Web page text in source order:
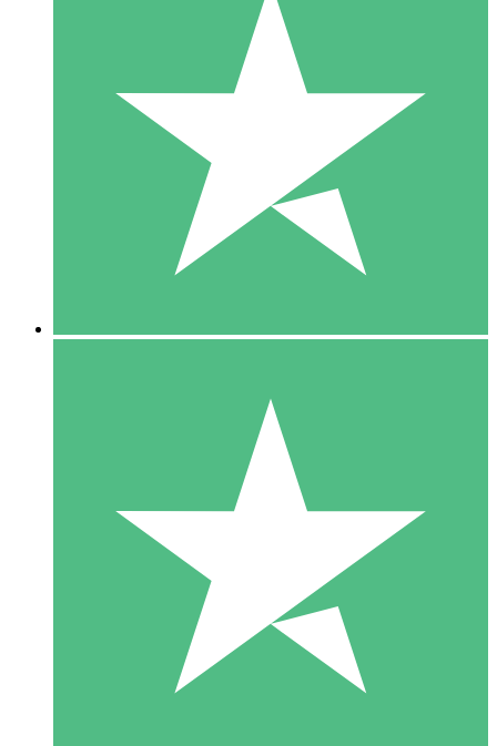
Individuella Kreditpaket
Betala per användning med nedladdningskrediter. Inget
1 Nedladdningar
10 00
10 Nedladdningar
20 00